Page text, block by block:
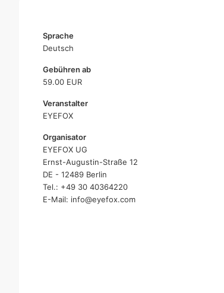
Sprache
Deutsch
Gebühren ab
59.00 EUR
Veranstalter
EYEFOX
Organisator
EYEFOX UG
Ernst-Augustin-Straße 12
DE - 12489 Berlin
Tel.: +49 30 40364220
E-Mail: info@eyefox.com